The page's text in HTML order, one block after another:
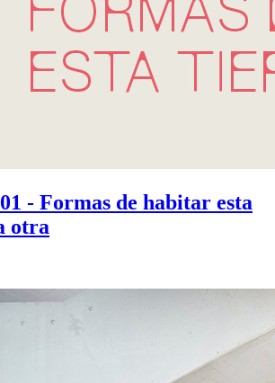
- Formas de habitar esta
otra